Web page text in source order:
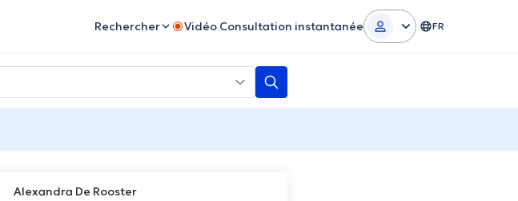
Rechercher Vidéo Consultation instantanée FR
Alexandra De Rooster